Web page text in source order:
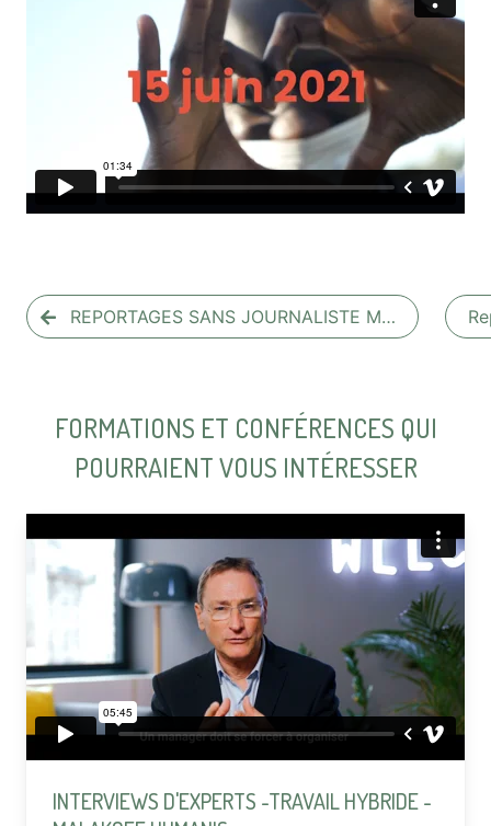
REPORTAGES SANS JOURNALISTE M…
FORMATIONS ET CONFÉRENCES QUI
POURRAIENT VOUS INTÉRESSER
INTERVIEWS D'EXPERTS -TRAVAIL HYBRIDE -